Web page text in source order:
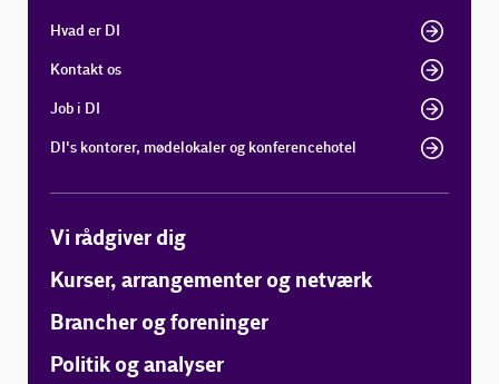
Hvad er DI
Kontakt os
Job i DI
DI's kontorer, mødelokaler og konferencehotel
Vi rådgiver dig
Kurser, arrangementer og netværk
Brancher og foreninger
Politik og analyser